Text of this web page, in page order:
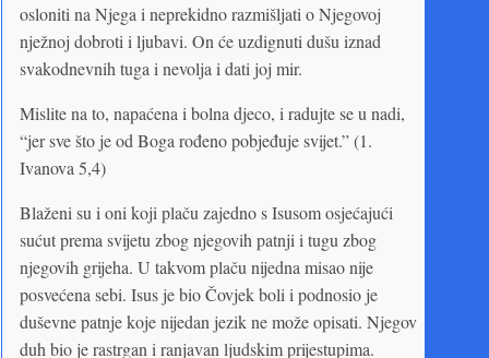
osloniti na Njega i neprekidno razmišljati o Njegovoj
nježnoj dobroti i ljubavi. On će uzdignuti dušu iznad
svakodnevnih tuga i nevolja i dati joj mir.
Mislite na to, napaćena i bolna djeco, i radujte se u nadi,
“jer sve što je od Boga rođeno pobjeđuje svijet.” (1.
Ivanova 5,4)
Blaženi su i oni koji plaču zajedno s Isusom osjećajući
sućut prema svijetu zbog njegovih patnji i tugu zbog
njegovih grijeha. U takvom plaču nijedna misao nije
posvećena sebi. Isus je bio Čovjek boli i podnosio je
duševne patnje koje nijedan jezik ne može opisati. Njegov
duh bio je rastrgan i ranjavan ljudskim prijestupima.